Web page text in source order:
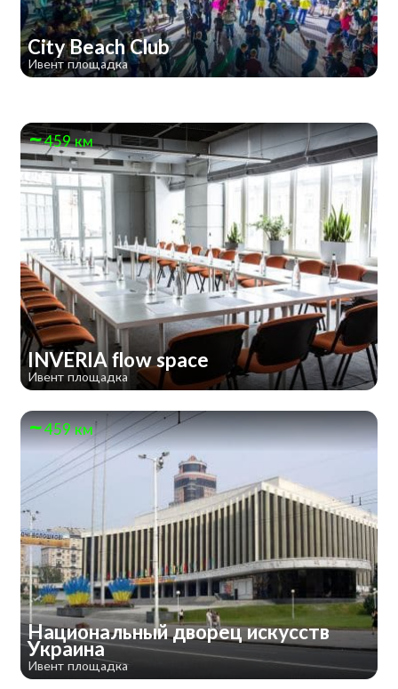
City Beach Club
Ивент площадка
459 км
INVERIA flow space
Ивент площадка
459 км
Национальный дворец искусств
Украина
Ивент площадка